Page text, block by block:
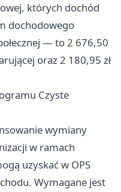
których dochód
dochodowego
— to 2 676,50
oraz 2 180,95 zł
Czyste
wymiany
w ramach
uzyskać w OPS
Wymagane jest